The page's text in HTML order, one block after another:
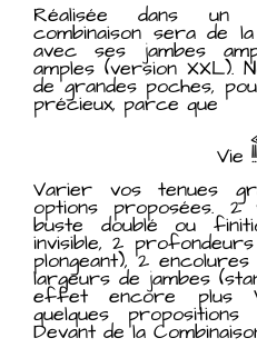
Réalisée dans
combinaison sera de
avec ses jambes
amples (version XXL).
de grandes poches,
précieux, parce que
« Les
Vie
Varier vos tenues
options proposées.
buste doublé ou
invisible, 2
plongeant), 2
largeurs de jambes
effet encore plus
quelques
Devant de la